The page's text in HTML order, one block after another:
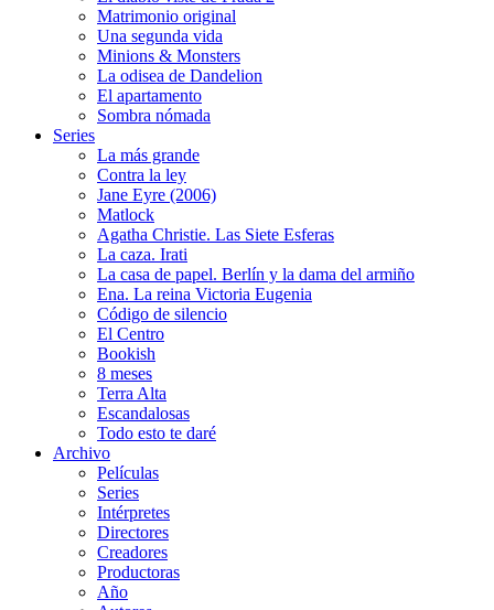
Matrimonio original
Una segunda vida
Minions & Monsters
La odisea de Dandelion
El apartamento
Sombra nómada
Series
La más grande
Contra la ley
Jane Eyre (2006)
Matlock
Agatha Christie. Las Siete Esferas
La caza. Irati
La casa de papel. Berlín y la dama del armiño
Ena. La reina Victoria Eugenia
Código de silencio
El Centro
Bookish
8 meses
Terra Alta
Escandalosas
Todo esto te daré
Archivo
Películas
Series
Intérpretes
Directores
Creadores
Productoras
Año